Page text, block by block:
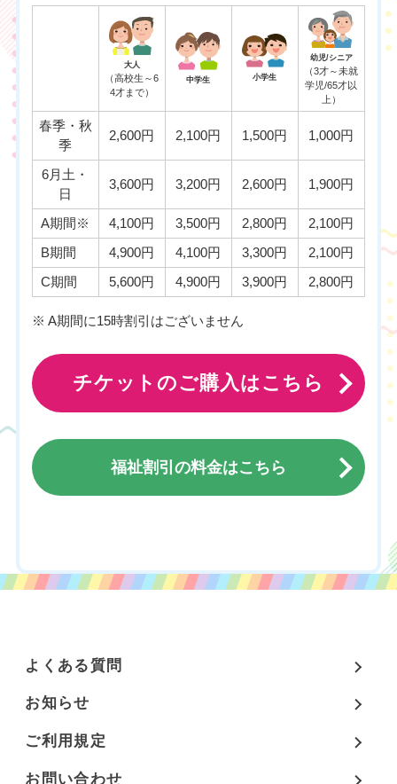
大人
（高校生～6
4才まで）
中学生 小学生
幼児/シニア
（3才～未就
学児/65才以
上）
春季・秋
季
2,600円 2,100円 1,500円 1,000円
6月土・
日
3,600円 3,200円 2,600円 1,900円
A期間※ 4,100円 3,500円 2,800円
2,100円
B期間
4,900円 4,100円 3,300円
2,100円
C期間
5,600円 4,900円 3,900円 2,800円
※ A期間に15時割引はございません
チケットのご購入はこちら
福祉割引の料金はこちら
よくある質問
お知らせ
ご利用規定
お問い合わせ